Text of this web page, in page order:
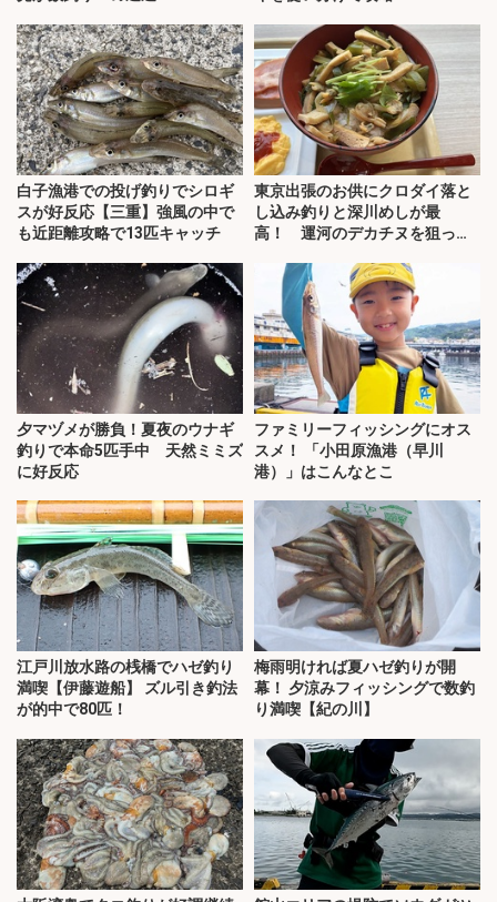
白子漁港での投げ釣りでシロギ
スが好反応【三重】強風の中で
も近距離攻略で13匹キャッチ
東京出張のお供にクロダイ落と
し込み釣りと深川めしが最
高！ 運河のデカチヌを狙って
夕マヅメが勝負！夏夜のウナギ
釣りで本命5匹手中 天然ミミズ
に好反応
ファミリーフィッシングにオス
スメ！ 「小田原漁港（早川
港）」はこんなとこ
江戸川放水路の桟橋でハゼ釣り
満喫【伊藤遊船】 ズル引き釣法
が的中で80匹！
梅雨明ければ夏ハゼ釣りが開
幕！ 夕涼みフィッシングで数釣
り満喫【紀の川】